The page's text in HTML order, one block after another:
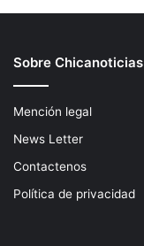
Sobre Chicanoticias
Mención legal
News Letter
Contactenos
Política de privacidad